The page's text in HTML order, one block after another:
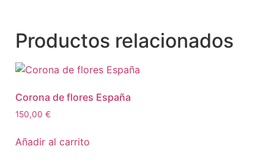
Productos relacionados
Corona de flores España
150,00 €
Añadir al carrito